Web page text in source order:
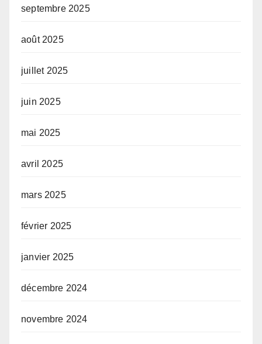
septembre 2025
août 2025
juillet 2025
juin 2025
mai 2025
avril 2025
mars 2025
février 2025
janvier 2025
décembre 2024
novembre 2024